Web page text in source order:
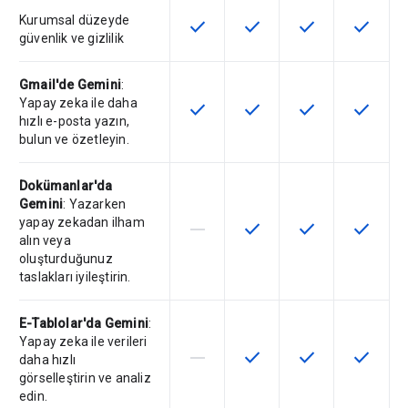
Kurumsal düzeyde
güvenlik ve gizlilik
Bu özellik SKU'da kullanılabilir
check Bu özellik SKU'da
check Bu özellik
check Bu
check
Gmail'de Gemini:
Yapay zeka ile daha
hızlı e-posta yazın,
bulun ve özetleyin.
Bu özellik SKU'da kullanılabilir
check Bu özellik SKU'da
check Bu özellik
check Bu
check
Dokümanlar'da
Gemini: Yazarken
yapay zekadan ilham
alın veya
oluşturduğunuz
taslakları iyileştirin.
Bu özellik söz konusu SKU
horizontal_rule Bu özellik SKU'da
check Bu özellik
check Bu
check
E-Tablolar'da Gemini:
Yapay zeka ile verileri
daha hızlı
görselleştirin ve analiz
edin.
Bu özellik söz konusu SKU
horizontal_rule Bu özellik SKU'da
check Bu özellik
check Bu
check